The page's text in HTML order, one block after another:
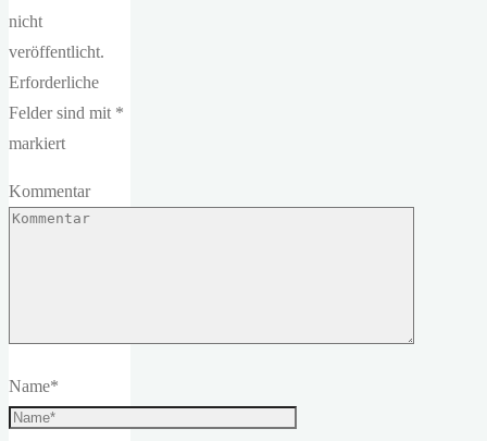
nicht
veröffentlicht.
Erforderliche
Felder sind mit *
markiert
Kommentar
Name*